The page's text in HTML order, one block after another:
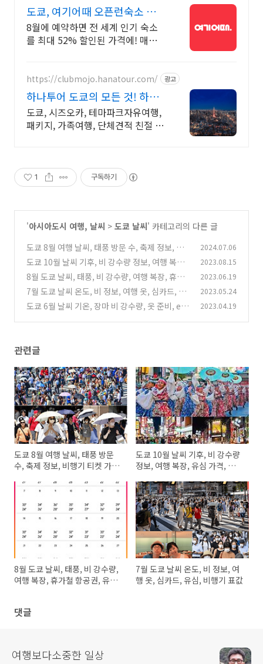
도쿄, 여기어때 오픈런숙소 최대
81% 할인
8월에 예약하면 전 세계 인기 숙소
를 최대 52% 할인된 가격에! 매주
https://clubmojo.hanatour.com/ 광고
하나투어 도쿄의 모든 것! 하나
투어 공식예약 인증센터
도쿄, 시즈오카, 테마파크자유여행,
패키지, 가족여행, 단체견적 친절 신
1 구독하기
'아시아도시 여행, 날씨 > 도쿄 날씨' 카테고리의 다른 글
도쿄 8월 여행 날씨, 태풍 방문 수, 축제 정보, 비
행기 티켓 가격, 이심 할인 정보
(2)
2024.07.06
도쿄 10월 날씨 기후, 비 강수량 정보, 여행 복장,
유심 가격, 한글날 항공료
(6)
2023.08.15
8월 도쿄 날씨, 태풍, 비 강수량, 여행 복장, 휴가
철 항공권, 유심 가격
(2)
2023.06.19
7월 도쿄 날씨 온도, 비 정보, 여행 옷, 심카드, 유
심, 비행기 표값
(0)
2023.05.24
도쿄 6월 날씨 기온, 장마 비 강수량, 옷 준비, esi
2023.04.19
관련글
도쿄 8월 여행 날씨, 태풍 방문
수, 축제 정보, 비행기 티켓 가격,
도쿄 10월 날씨 기후, 비 강수량
정보, 여행 복장, 유심 가격, 한글
8월 도쿄 날씨, 태풍, 비 강수량,
여행 복장, 휴가철 항공권, 유심
7월 도쿄 날씨 온도, 비 정보, 여
행 옷, 심카드, 유심, 비행기 표값
댓글
여행보다소중한 일상